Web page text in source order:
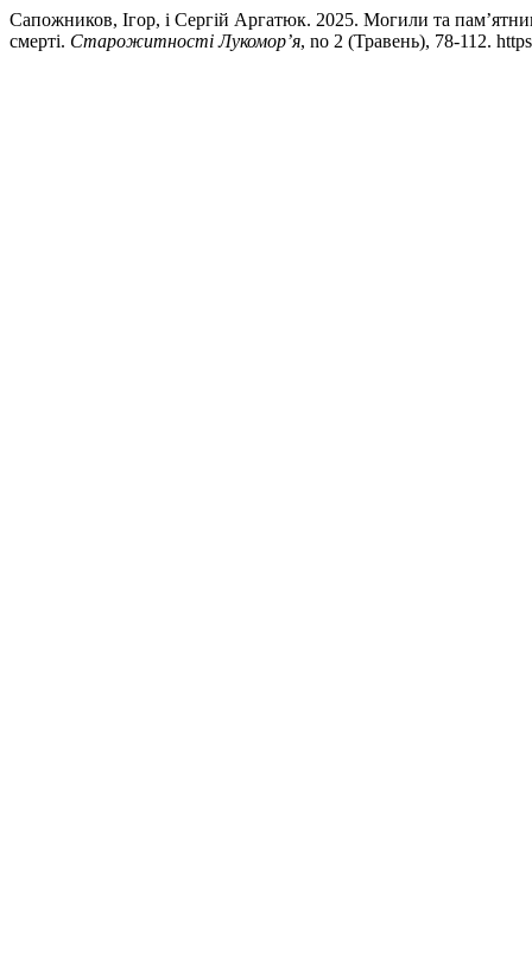
Сапожников, Ігор, і Сергій Аргатюк. 2025. Могили та
смерті. Старожитності Лукомор’я, no 2 (Травень), 78-112.